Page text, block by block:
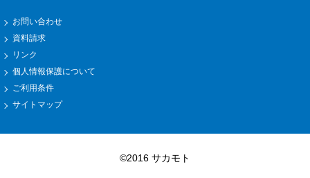
お問い合わせ
資料請求
リンク
個人情報保護について
ご利用条件
サイトマップ
©2016 サカモト